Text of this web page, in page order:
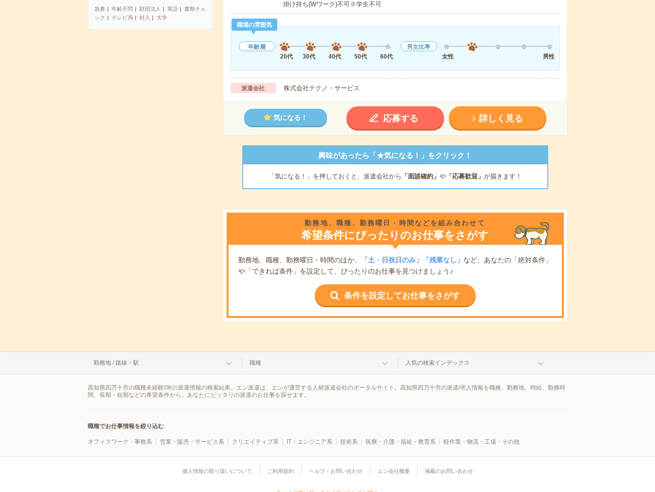
急募 年齢不問 財団法人 英語
書類チェ
ック
テレビ局 封入 大学
掛け持ち(Wワーク)不可※学生不可
職場の雰囲気
年齢層
20代
30代 40代 50代 60代
男女比率
女性
男性
派遣会社 株式会社テクノ・サービス
気になる！ 応募する 詳しく見る
興味があったら「★気になる！」をクリック！
「気になる！」を押しておくと、派遣会社から 「面談確約」 や「応募歓迎」 が届きます！
勤務地、職種、勤務曜日・時間などを組み合わせて
希望条件にぴったりのお仕事をさがす
勤務地、職種、勤務曜日・時間のほか、 「土・日祝日のみ」「残業なし」 など、あなたの「絶対条件」
や「できれば条件」を設定して、ぴったりのお仕事を見つけましょう♪
条件を設定してお仕事をさがす
勤務地 / 路線・駅 職種 人気の検索インデックス
高知県四万十市の職種未経験OKの派遣情報の検索結果。エン派遣は、エンが運営する人材派遣会社のポータルサイト。高知県四万十市の派遣/求人情報を職種、勤務地、時給、勤務時
間、長期・短期などの希望条件から、あなたにピッタリの派遣のお仕事を探せます。
職種でお仕事情報を絞り込む
オフィスワーク・事務系 営業・販売・サービス系 クリエイティブ系 IT・エンジニア系 技術系 医療・介護・福祉・教育系 軽作業・物流・工場・その他
個人情報の取り扱いについて ご利用規約 ヘルプ・お問い合わせ エン会社概要 掲載のお問い合わせ